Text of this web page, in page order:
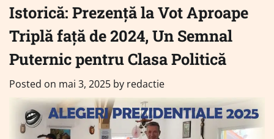
Istorică: Prezență la Vot Aproape
Triplă față de 2024, Un Semnal
Puternic pentru Clasa Politică
Posted on mai 3, 2025 by redactie